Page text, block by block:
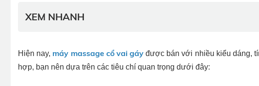
XEM NHANH
Hiện nay, máy massage cổ vai gáyđược bán với nhiều kiểu dáng,
hợp, bạn nên dựa trên các tiêu chí quan trọng dưới đây: